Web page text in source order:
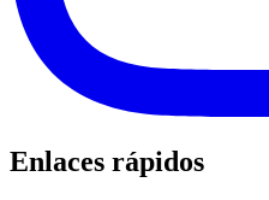
Enlaces rápidos